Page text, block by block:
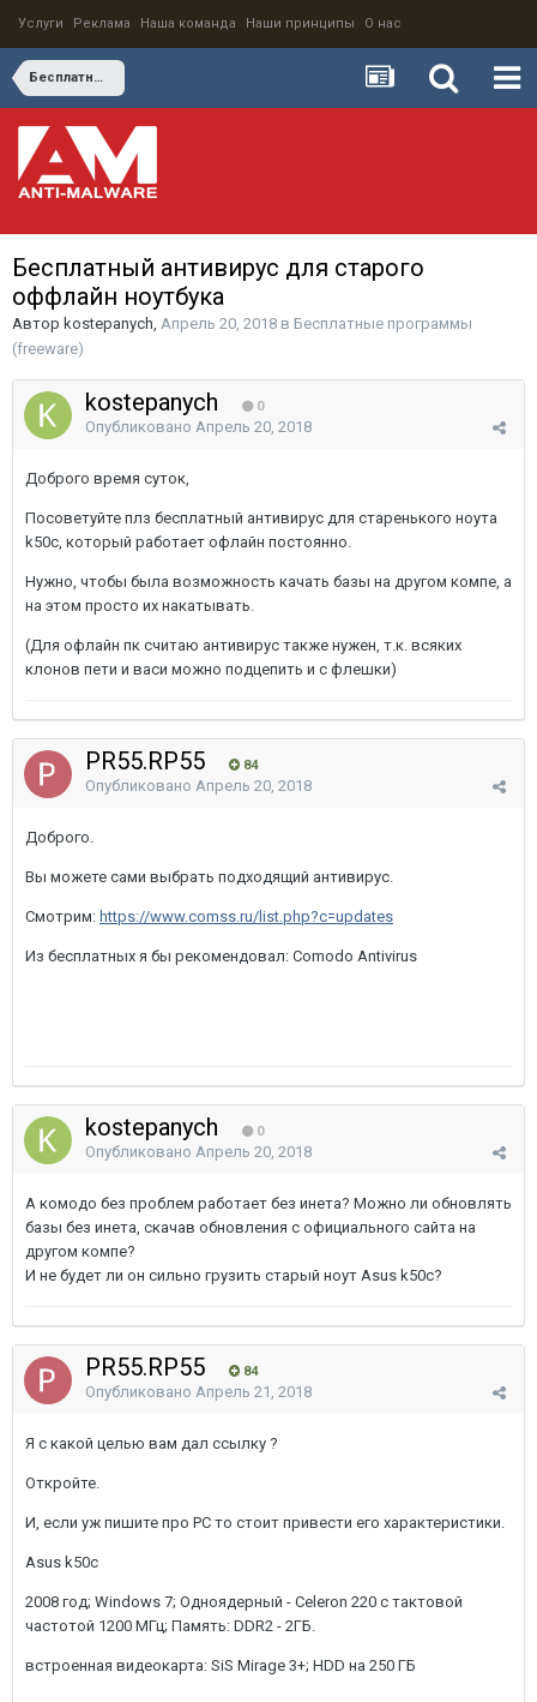
Услуги Реклама Наша команда Наши принципы О нас
Бесплатные программы (freeware)
Бесплатный антивирус для старого
оффлайн ноутбука
Автор kostepanych, Апрель 20, 2018 в Бесплатные программы
(freeware)
kostepanych 0
Опубликовано Апрель 20, 2018
Доброго время суток,
Посоветуйте плз бесплатный антивирус для старенького ноута
k50c, который работает офлайн постоянно.
Нужно, чтобы была возможность качать базы на другом компе, а
на этом просто их накатывать.
(Для офлайн пк считаю антивирус также нужен, т.к. всяких
клонов пети и васи можно подцепить и с флешки)
PR55.RP55 84
Опубликовано Апрель 20, 2018
Доброго.
Вы можете сами выбрать подходящий антивирус.
Смотрим: https://www.comss.ru/list.php?c=updates
Из бесплатных я бы рекомендовал: Comodo Antivirus
kostepanych 0
Опубликовано Апрель 20, 2018
А комодо без проблем работает без инета? Можно ли обновлять
базы без инета, скачав обновления с официального сайта на
другом компе?
И не будет ли он сильно грузить старый ноут Asus k50c?
PR55.RP55 84
Опубликовано Апрель 21, 2018
Я с какой целью вам дал ссылку ?
Откройте.
И, если уж пишите про PC то стоит привести его характеристики.
Asus k50c
2008 год; Windows 7; Одноядерный - Celeron 220 с тактовой
частотой 1200 МГц; Память: DDR2 - 2ГБ.
встроенная видеокарта: SiS Mirage 3+; HDD на 250 ГБ